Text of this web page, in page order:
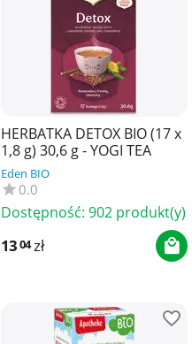
HERBATKA DETOX BIO (17 x
1,8 g) 30,6 g - YOGI TEA
Eden BIO
0.0
Dostępność: 902 produkt(y)
1304zł